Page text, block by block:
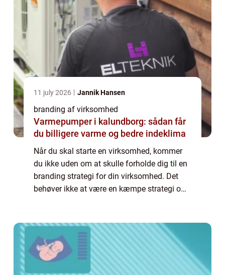
11 july 2026 Jannik Hansen
branding af virksomhed
Varmepumper i kalundborg: sådan får
du billigere varme og bedre indeklima
Når du skal starte en virksomhed, kommer
du ikke uden om at skulle forholde dig til en
branding strategi for din virksomhed. Det
behøver ikke at være en kæmpe strategi om